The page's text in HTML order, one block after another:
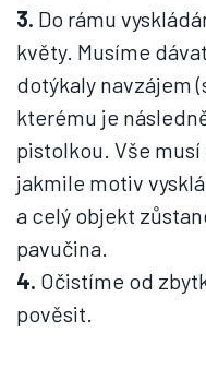
3. Do rámu
květy. Musíme
dotýkaly navzájem
kterému je
pistolkou. Vše
jakmile motiv
a celý objekt
pavučina.
4. Očistíme od
pověsit.